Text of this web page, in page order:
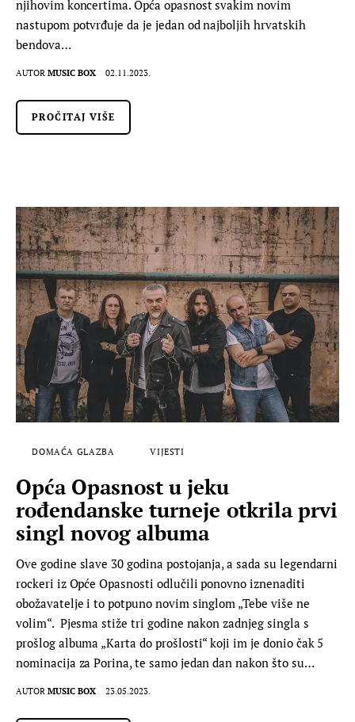
njihovim koncertima. Opća opasnost svakim novim
nastupom potvrđuje da je jedan od najboljih hrvatskih
bendova…
AUTOR MUSIC BOX 02.11.2023.
PROČITAJ VIŠE
DOMAĆA GLAZBA VIJESTI
Opća Opasnost u jeku
rođendanske turneje otkrila prvi
singl novog albuma
Ove godine slave 30 godina postojanja, a sada su legendarni
rockeri iz Opće Opasnosti odlučili ponovno iznenaditi
obožavatelje i to potpuno novim singlom „Tebe više ne
volim“. Pjesma stiže tri godine nakon zadnjeg singla s
prošlog albuma „Karta do prošlosti“ koji im je donio čak 5
nominacija za Porina, te samo jedan dan nakon što su…
AUTOR MUSIC BOX 23.05.2023.